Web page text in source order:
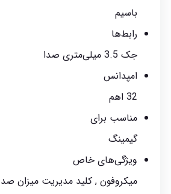
باسیم
رابط‌ها
جک 3.5 میلی‌متری صدا
امپدانس
32 اهم
مناسب برای
گیمینگ
ویژگی‌های خاص